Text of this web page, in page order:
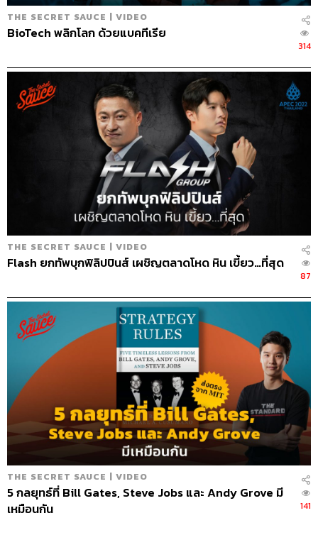
มาตรฐานแบบสวิสเป็นยังไง
เหมือนนาฬิกา เป๊ะ ตรง แพง ถ้าคุณขึ้นเครื่องบินสายการ
ที่ขึ้นเครื่อง
มาตรฐานการทำธุรกิจที่ตั้งใจคือ รองรับกลุ่ม business ถึง
first class เช่น ดีไซน์วิธีการเลือกอาหารบนเครื่องบิน ถ้าเป็น
ระดับ economy สามารถเลือกได้สองอย่าง คือหมูกับไก่ แต่
ถ้าเป็นลูกค้าที่เราตั้งใจรองรับต้องเลือกได้ 4 อย่าง และ
สามารถเห็นก่อนได้ว่าเนื้อเป็นยังไง ทำพรีเซนเทชันออกมา
ในสมัยนั้นแม้กระทั่งโรงแรมระดับ 7 ดาว ก็ยังแค่เปิดให้ดู
เมนู แล้วเข้าใช้บริการ แต่ของดีวาน่าพนักงานต้องมีการพูด
คุย ให้ลูกค้าทดลอง สร้างประสบการณ์จนได้ใจจากลูกค้า เรา
พยายามสื่อสารการบริการผ่านคนต่อคน สิ่งนี้เป็นความภาค
ภูมิใจที่ต่อมาสปาหลายที่ก็ทำแบบดีวาน่า
“หลายคนคิดว่านวัตกรรมต้องเป็นสิ่งประดิษฐ์
แต่จริงๆ แล้ว มันสามารถเป็นกระบวนการ หรือ
เป็นรูปแบบของการบริการที่แตกต่างก็ได้”
หัวใจของการบริการแบบ luxury
ดีวาน่าตีความเรื่องลักซูรีเป็นการแบ่งปัน ทำ CSR ค่อน
ข้างเยอะ เช่น การลดคาร์บอนไดออกไซด์ โปรโมตให้คนใช้
รถไฟฟ้า ทำที่จอดรถน้อยๆ แต่เพิ่มพื้นที่สีเขียว ผลไม้หรือข้าว
ที่เราเสิร์ฟ ซื้อตรงจากชาวไร่ชาวนา เอาเปลือกสับปะรดที่
THE SECRET SAUCE | VIDEO
BioTech พลิกโลก ด้วยแบคทีเรีย
314
THE SECRET SAUCE | VIDEO
Flash ยกทัพบุกฟิลิปปินส์ เผชิญตลาดโหด หิน เขี้ยว…ที่สุด
87
THE SECRET SAUCE | VIDEO
5 กลยุทธ์ที่ Bill Gates, Steve Jobs และ Andy Grove มี
เหมือนกัน
141